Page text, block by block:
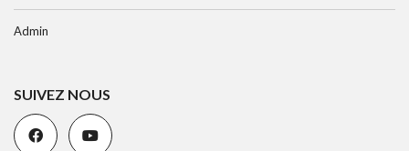
Admin
SUIVEZ NOUS